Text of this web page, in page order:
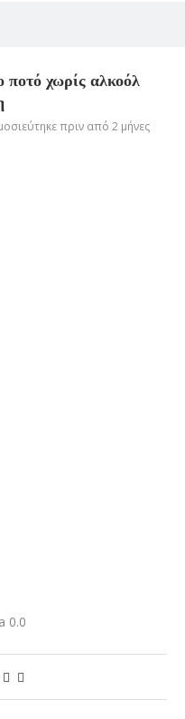
ποτό χωρίς αλκοόλ
πριν από 2 μήνες